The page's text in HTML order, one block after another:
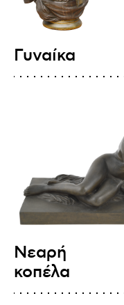
Γυναίκα
Νεαρή
κοπέλα